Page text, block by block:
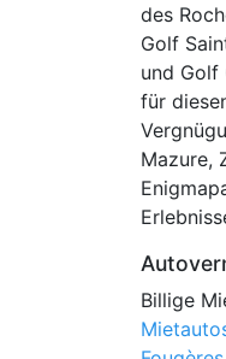
des
Golf
und Golf
für
Mazure,
Billige